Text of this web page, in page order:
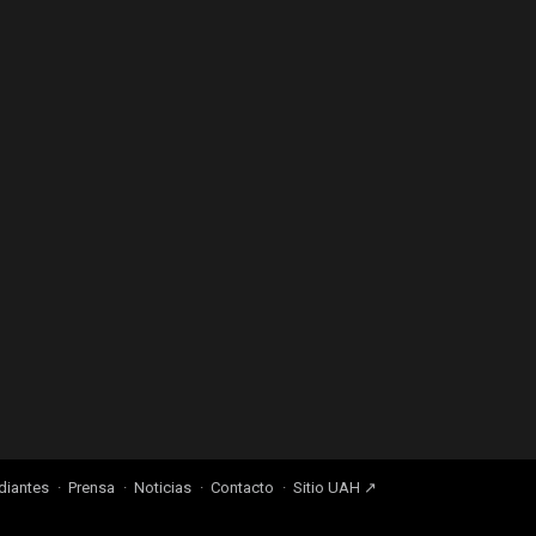
Prensa Noticias Contacto Sitio UAH ↗